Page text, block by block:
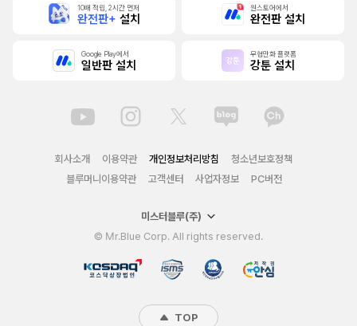
10배 적립, 2시간 먼저
완전판+ 설치
원스토어에서
완전판 설치
Google Play에서
일반판 설치
무협만화 플랫폼
강툰 설치
회사소개 이용약관 개인정보처리방침
청소년보호정책
블루머니이용약관
고객센터 사업자정보 PC버전
미스터블루(주)
© Mr.Blue Corp. All rights reserved.
TOP